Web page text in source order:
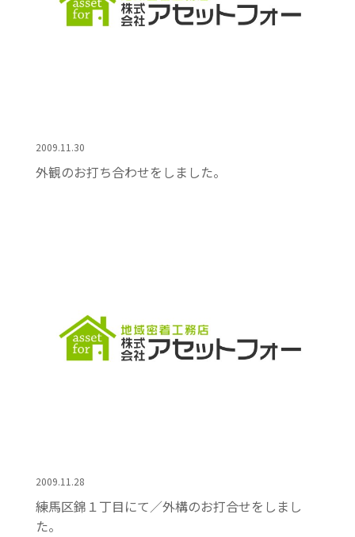
2009.11.30
外観のお打ち合わせをしました。
2009.11.28
練馬区錦１丁目にて／外構のお打合せをしまし
た。